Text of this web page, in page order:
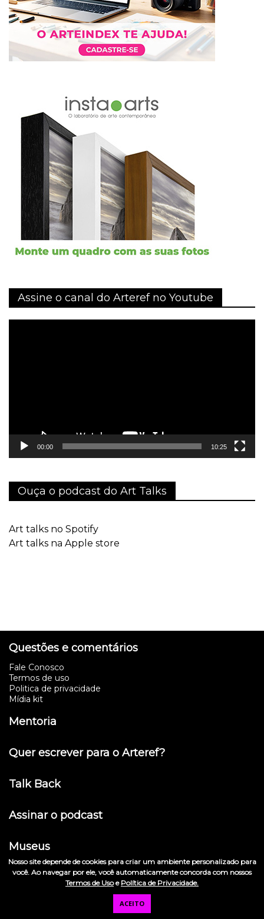
Assine o canal do Arteref no Youtube
00:00 10:25
Ouça o podcast do Art Talks
Art talks no Spotify
Art talks na Apple store
Questões e comentários
Fale Conosco
Termos de uso
Politica de privacidade
Mídia kit
Mentoria
Quer escrever para o Arteref?
Talk Back
Assinar o podcast
Museus
Instituto Tomie Ohtake
© 2026 Arteref . CNPJ: 00.934.702/0001-42
Nosso site depende de cookies para criar um ambiente personalizado para
você. Ao navegar por ele, você automaticamente concorda com nossos
Termos de Usoe Política de Privacidade.
ACEITO